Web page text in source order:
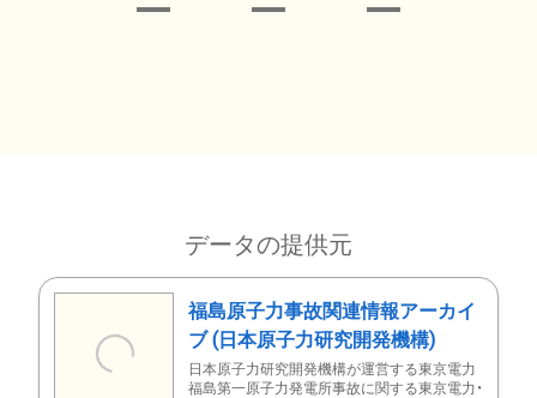
データの提供元
福島原子力事故関連情報アーカイ
ブ (日本原子力研究開発機構)
日本原子力研究開発機構が運営する東京電力
福島第一原子力発電所事故に関する東京電力・